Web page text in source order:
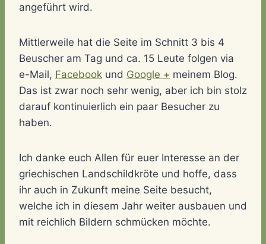
angeführt wird.
Mittlerweile hat die Seite im Schnitt 3 bis 4
Beuscher am Tag und ca. 15 Leute folgen via
e-Mail, Facebook und Google + meinem Blog.
Das ist zwar noch sehr wenig, aber ich bin stolz
darauf kontinuierlich ein paar Besucher zu
haben.
Ich danke euch Allen für euer Interesse an der
griechischen Landschildkröte und hoffe, dass
ihr auch in Zukunft meine Seite besucht,
welche ich in diesem Jahr weiter ausbauen und
mit reichlich Bildern schmücken möchte.